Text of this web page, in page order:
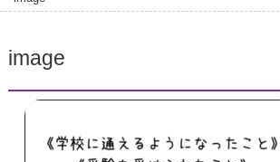
image